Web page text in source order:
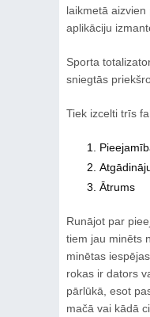
laikmetā
aplikāciju
Sporta
sniegtās
Tiek izcelti trīs
Ātrums
Runājot par
tiem jau minēts
minētas
rokas ir dators
pārlūkā, esot
mačā vai kādā